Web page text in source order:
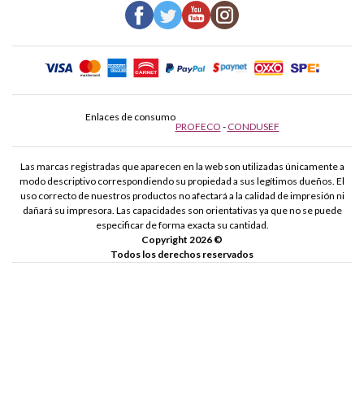
Enlaces de consumo
PROFECO - CONDUSEF
Las marcas registradas que aparecen en la web son utilizadas únicamente a
modo descriptivo correspondiendo su propiedad a sus legítimos dueños. El
uso correcto de nuestros productos no afectará a la calidad de impresión ni
dañará su impresora. Las capacidades son orientativas ya que no se puede
especificar de forma exacta su cantidad.
Copyright 2026 ©
Todos los derechos reservados